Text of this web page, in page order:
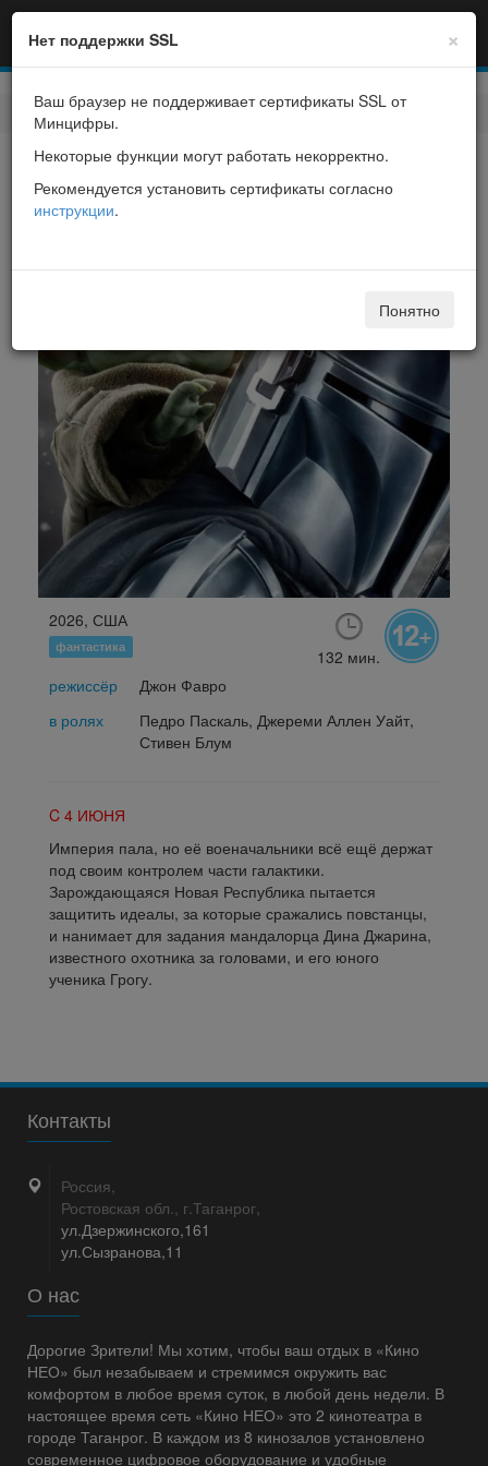
Фильмы> Дубак
Дубак
The Mandalorian & Grogu
2026, США
фантастика
132 мин.
режиссёр
Джон Фавро
в ролях
Педро Паскаль, Джереми Аллен Уайт,
Стивен Блум
C 4 ИЮНЯ
Империя пала, но её военачальники всё ещё держат
под своим контролем части галактики.
Зарождающаяся Новая Республика пытается
защитить идеалы, за которые сражались повстанцы,
и нанимает для задания мандалорца Дина Джарина,
известного охотника за головами, и его юного
ученика Грогу.
Контакты
Россия,
Ростовская обл., г.Таганрог,
ул.Дзержинского,161
ул.Сызранова,11
О нас
Дорогие Зрители! Мы хотим, чтобы ваш отдых в «Кино
НЕО» был незабываем и стремимся окружить вас
комфортом в любое время суток, в любой день недели. В
настоящее время сеть «Кино НЕО» это 2 кинотеатра в
городе Таганрог. В каждом из 8 кинозалов установлено
современное цифровое оборудование и удобные
Нет поддержки SSL ×
Ваш браузер не поддерживает сертификаты SSL от
Минцифры.
Некоторые функции могут работать некорректно.
Рекомендуется установить сертификаты согласно
инструкции.
Понятно